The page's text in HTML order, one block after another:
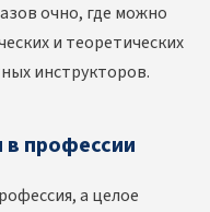
очно, где можно
и теоретических
инструкторов.
в профессии
а целое